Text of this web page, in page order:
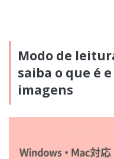
Modo de
saiba o que é
imagens